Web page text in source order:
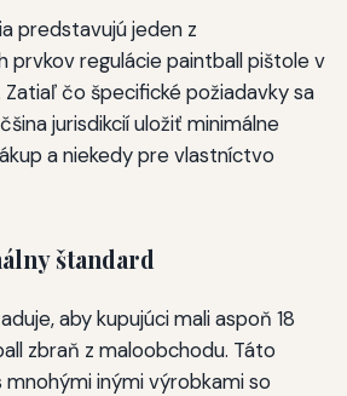
predstavujú jeden z
prvkov regulácie paintball pištole v
čo špecifické požiadavky sa
jurisdikcií uložiť minimálne
a niekedy pre vlastníctvo
štandard
aby kupujúci mali aspoň 18
zbraň z maloobchodu. Táto
mnohými inými výrobkami so